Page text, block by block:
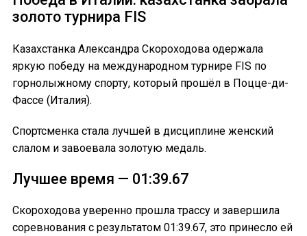
золото турнира FIS
Казахстанка Александра Скороходова одержала
яркую победу на международном турнире FIS по
горнолыжному спорту, который прошёл в Поцце-ди-
Фассе (Италия).
Спортсменка стала лучшей в дисциплине женский
слалом и завоевала золотую медаль.
Лучшее время — 01:39.67
Скороходова уверенно прошла трассу и завершила
соревнования с результатом 01:39.67, это принесло ей